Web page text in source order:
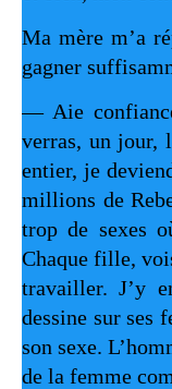
Ma mère m’a
gagner
— Aie
verras, un jour,
entier, je
millions de
trop de sexes
Chaque fille,
travailler. J’y
dessine sur ses
son sexe.
de la femme